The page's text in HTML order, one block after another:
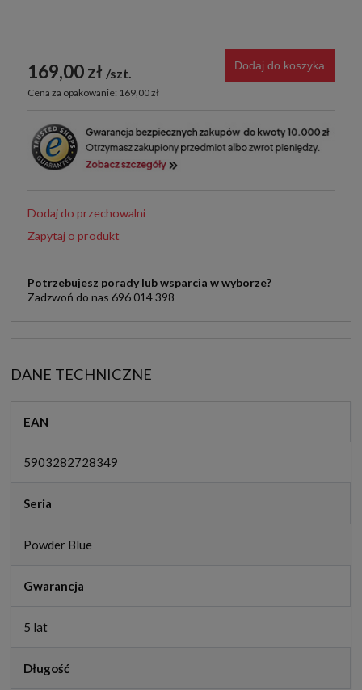
169,00 zł szt.
Cena za opakowanie: 169,00 zł
Dodaj do koszyka
Dodaj do przechowalni
Zapytaj o produkt
Potrzebujesz porady lub wsparcia w wyborze?
Zadzwoń do nas 696 014 398
DANE TECHNICZNE
EAN
5903282728349
Seria
Powder Blue
Gwarancja
5 lat
Długość